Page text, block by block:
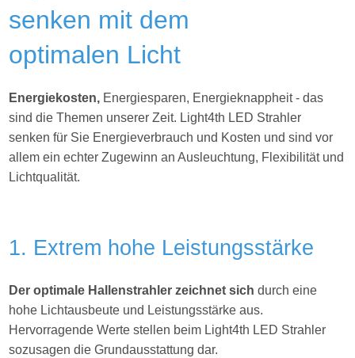
senken mit dem
optimalen Licht
Energiekosten, Energiesparen, Energieknappheit - das
sind die Themen unserer Zeit. Light4th LED Strahler
senken für Sie Energieverbrauch und Kosten und sind vor
allem ein echter Zugewinn an Ausleuchtung, Flexibilität und
Lichtqualität.
1. Extrem hohe Leistungsstärke
Der optimale Hallenstrahler zeichnet sichdurch eine
hohe Lichtausbeute und Leistungsstärke aus.
Hervorragende Werte stellen beim Light4th LED Strahler
sozusagen die Grundausstattung dar.